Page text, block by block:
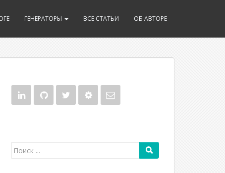
ГЕНЕРАТОРЫ ВСЕ СТАТЬИ ОБ АВТОРЕ
Поиск для: